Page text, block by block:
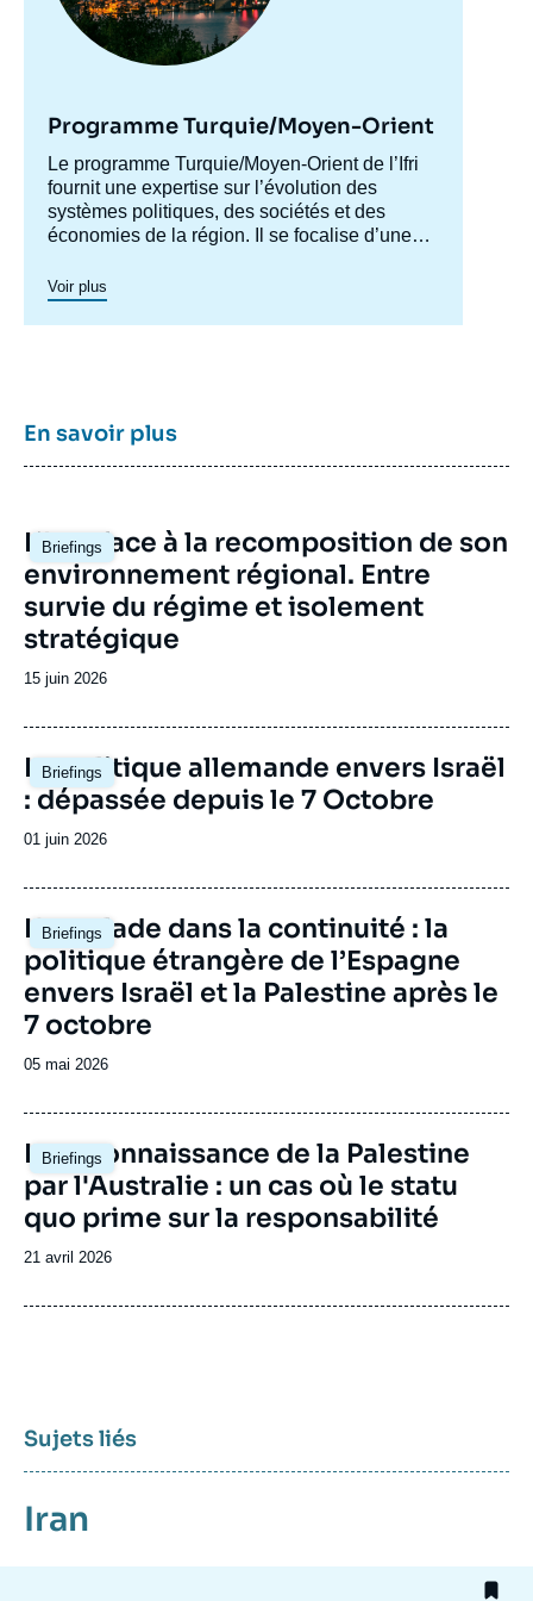
Programme Turquie/Moyen-Orient
Accroche
centre
Le programme Turquie/Moyen-Orient de l’Ifri
fournit une expertise sur l’évolution des
systèmes politiques, des sociétés et des
économies de la région. Il se focalise d’une
(influences turque et iranienne, risque de
morcellement des États de la région,
recompositions diplomatiques), et également
sub-saharienne…).
Voir plus
En savoir plus
Briefings
Image
principale
L’Iran face à la recomposition de son
environnement régional. Entre
survie du régime et isolement
stratégique
Date
publication
15 juin 2026
Briefings
Image
principale
La politique allemande envers Israël
: dépassée depuis le 7 Octobre
Date
publication
01 juin 2026
Briefings
Image
principale
L'escalade dans la continuité : la
politique étrangère de l’Espagne
envers Israël et la Palestine après le
7 octobre
Date
publication
05 mai 2026
Briefings
Image
principale
La reconnaissance de la Palestine
par l'Australie : un cas où le statu
quo prime sur la responsabilité
Date
publication
21 avril 2026
Sujets liés
Iran